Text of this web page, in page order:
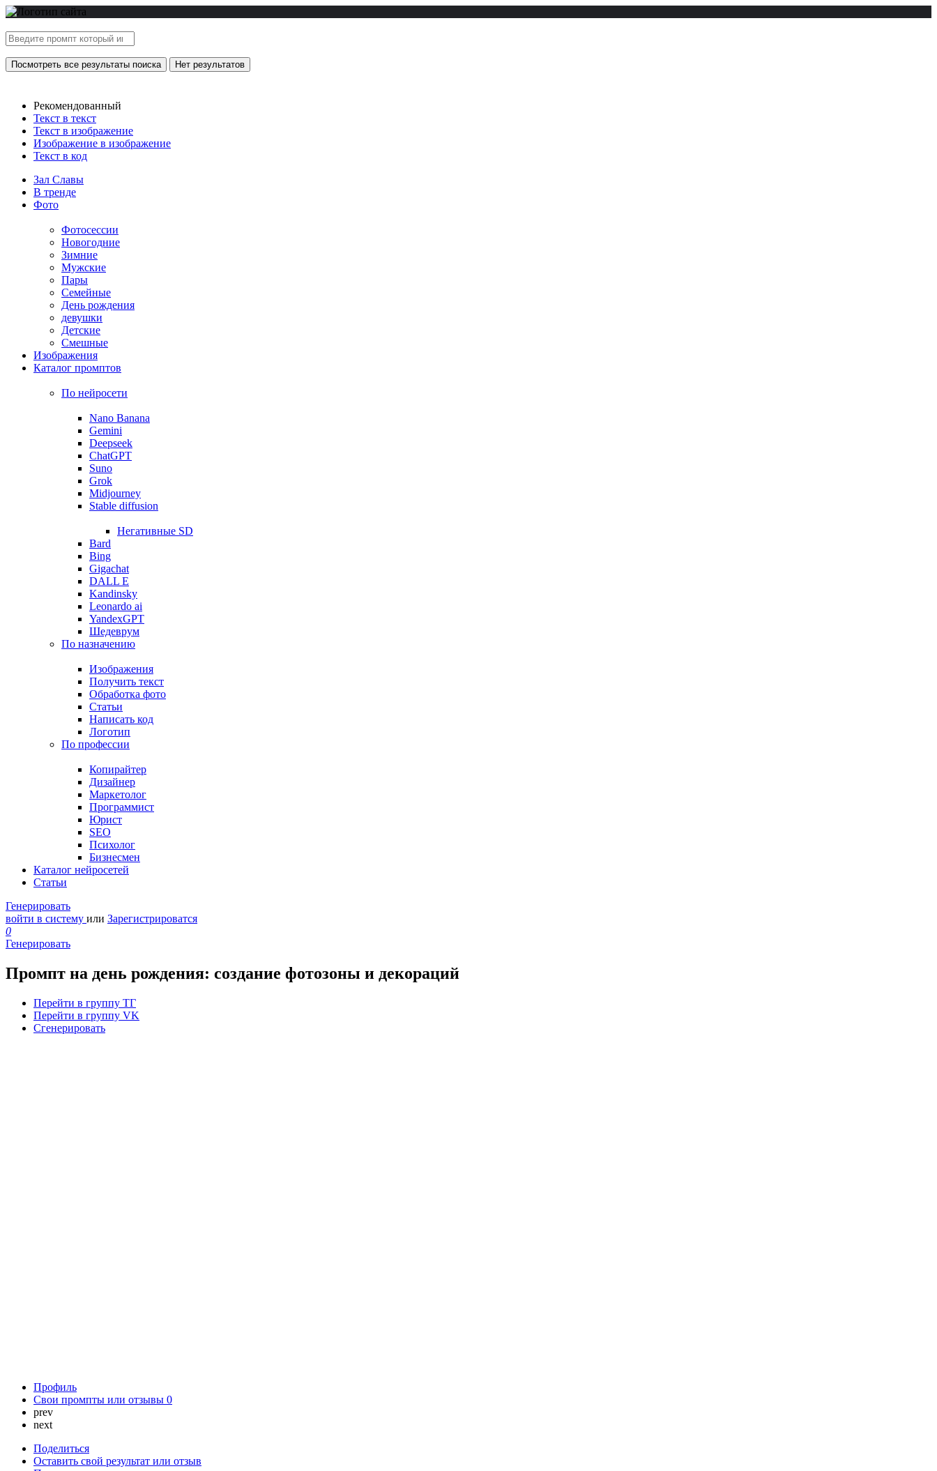
Посмотреть все результаты поиска Нет результатов
Рекомендованный
Текст в текст
Текст в изображение
Изображение в изображение
Текст в код
Зал Славы
В тренде
Фото
Фотосессии
Новогодние
Зимние
Мужские
Пары
Семейные
День рождения
девушки
Детские
Смешные
Изображения
Каталог промптов
По нейросети
Nano Banana
Gemini
Deepseek
ChatGPT
Suno
Grok
Midjourney
Stable diffusion
Негативные SD
Bard
Bing
Gigachat
DALL E
Kandinsky
Leonardo ai
YandexGPT
Шедеврум
По назначению
Изображения
Получить текст
Обработка фото
Статьи
Написать код
Логотип
По профессии
Копирайтер
Дизайнер
Маркетолог
Программист
Юрист
SEO
Психолог
Бизнесмен
Каталог нейросетей
Статьи
Генерировать
войти в систему или Зарегистрироватся
0
Генерировать
Промпт на день рождения: создание фотозоны и декораций
Перейти в группу ТГ
Перейти в группу VK
Сгенерировать
Профиль
Свои промпты или отзывы 0
prev
next
Поделиться
Оставить свой результат или отзыв